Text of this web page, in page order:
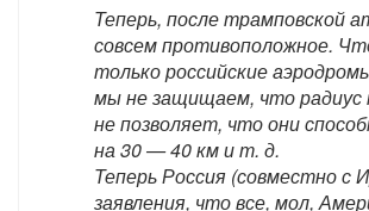
Теперь, после трамповской
совсем противоположное.
только российские
мы не защищаем, что
не позволяет, что они
на 30 — 40 км и т. д.
Теперь Россия (совместно с
заявления, что все, мол,